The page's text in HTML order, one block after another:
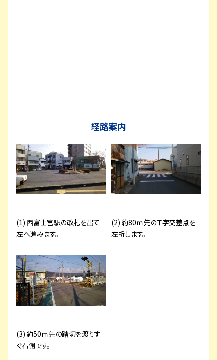
経路案内
(1) 西富士宮駅の改札を出て
左へ進みます。
(2) 約80ｍ先のＴ字交差点を
左折します。
(3) 約50ｍ先の踏切を渡りす
ぐ右側です。